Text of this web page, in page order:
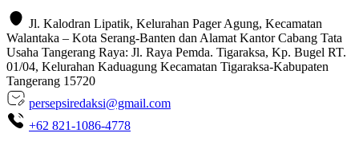
Jl. Kalodran Lipatik, Kelurahan Pager Agung, Kecamatan
Walantaka – Kota Serang-Banten dan Alamat Kantor Cabang Tata
Usaha Tangerang Raya: Jl. Raya Pemda. Tigaraksa, Kp. Bugel RT.
01/04, Kelurahan Kaduagung Kecamatan Tigaraksa-Kabupaten
Tangerang 15720
persepsiredaksi@gmail.com
+62 821-1086-4778